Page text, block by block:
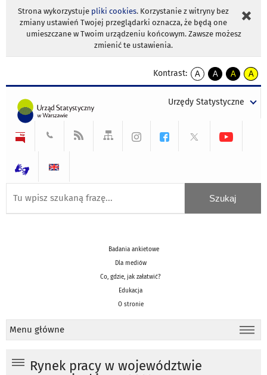
Strona wykorzystuje pliki cookies. Korzystanie z witryny bez
zmiany ustawień Twojej przeglądarki oznacza, że będą one
umieszczane w Twoim urządzeniu końcowym. Zawsze możesz
zmienić te ustawienia.
Kontrast:
A
kontrast
A
kontrast
tekst
czarnym
A
kontrast
tekst
czarnym
A
tekst
żółtym
Urzędy Statystyczne
Badania ankietowe
Dla mediów
Co, gdzie, jak załatwić?
Edukacja
O stronie
Menu główne
Rynek pracy w województwie